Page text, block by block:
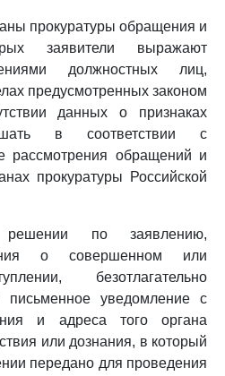
прокуратуры обращения и
заявители выражают
должностных лиц,
предусмотренных законом
данных о признаках
в соответствии с
рассмотрения обращений и
прокуратуры Российской
по заявлению,
о совершенном или
безотлагательно
письменное уведомление с
и адреса того органа
или дознания, в который
передано для проведения